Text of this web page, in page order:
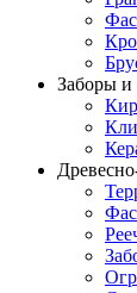
Заборы и